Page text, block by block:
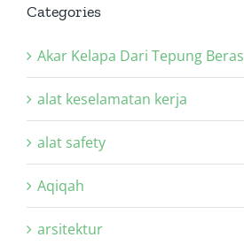
Categories
Akar Kelapa Dari Tepung Beras
alat keselamatan kerja
alat safety
Aqiqah
arsitektur